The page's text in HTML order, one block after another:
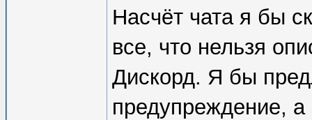
Насчёт чата я бы
все, что нельзя
Дискорд. Я бы
предупреждение, а